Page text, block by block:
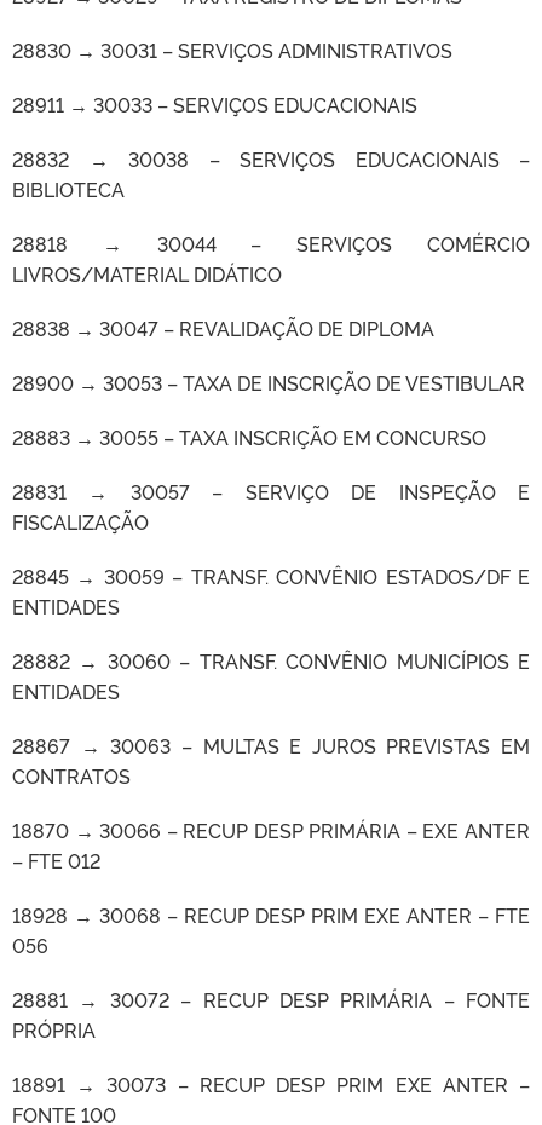
28830 → 30031 – SERVIÇOS ADMINISTRATIVOS
28911 → 30033 – SERVIÇOS EDUCACIONAIS
28832 → 30038 – SERVIÇOS EDUCACIONAIS –
BIBLIOTECA
28818 → 30044 – SERVIÇOS COMÉRCIO
LIVROS/MATERIAL DIDÁTICO
28838 → 30047 – REVALIDAÇÃO DE DIPLOMA
28900 → 30053 – TAXA DE INSCRIÇÃO DE VESTIBULAR
28883 → 30055 – TAXA INSCRIÇÃO EM CONCURSO
28831 → 30057 – SERVIÇO DE INSPEÇÃO E
FISCALIZAÇÃO
28845 → 30059 – TRANSF. CONVÊNIO ESTADOS/DF E
ENTIDADES
28882 → 30060 – TRANSF. CONVÊNIO MUNICÍPIOS E
ENTIDADES
28867 → 30063 – MULTAS E JUROS PREVISTAS EM
CONTRATOS
18870 → 30066 – RECUP DESP PRIMÁRIA – EXE ANTER
– FTE 012
18928 → 30068 – RECUP DESP PRIM EXE ANTER – FTE
056
28881 → 30072 – RECUP DESP PRIMÁRIA – FONTE
PRÓPRIA
18891 → 30073 – RECUP DESP PRIM EXE ANTER –
FONTE 100